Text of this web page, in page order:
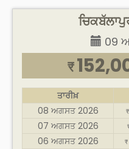
09
₹
ਤਾਰੀਖ਼
08 ਅਗਸਤ 2026
₹
07 ਅਗਸਤ 2026
06 ਅਗਸਤ 2026
₹